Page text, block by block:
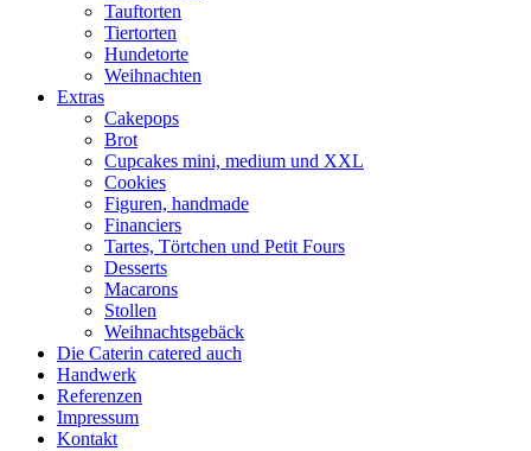
Tauftorten
Tiertorten
Hundetorte
Weihnachten
Extras
Cakepops
Brot
Cupcakes mini, medium und XXL
Cookies
Figuren, handmade
Financiers
Tartes, Törtchen und Petit Fours
Desserts
Macarons
Stollen
Weihnachtsgebäck
Die Caterin catered auch
Handwerk
Referenzen
Impressum
Kontakt